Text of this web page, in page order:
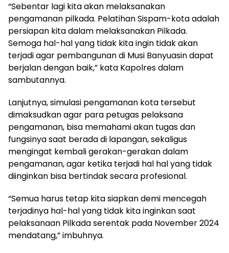
“Sebentar lagi kita akan melaksanakan
pengamanan pilkada. Pelatihan Sispam-kota adalah
persiapan kita dalam melaksanakan Pilkada.
Semoga hal-hal yang tidak kita ingin tidak akan
terjadi agar pembangunan di Musi Banyuasin dapat
berjalan dengan baik,” kata Kapolres dalam
sambutannya.
Lanjutnya, simulasi pengamanan kota tersebut
dimaksudkan agar para petugas pelaksana
pengamanan, bisa memahami akan tugas dan
fungsinya saat berada di lapangan, sekaligus
mengingat kembali gerakan-gerakan dalam
pengamanan, agar ketika terjadi hal hal yang tidak
diinginkan bisa bertindak secara profesional.
“Semua harus tetap kita siapkan demi mencegah
terjadinya hal-hal yang tidak kita inginkan saat
pelaksanaan Pilkada serentak pada November 2024
mendatang,” imbuhnya.